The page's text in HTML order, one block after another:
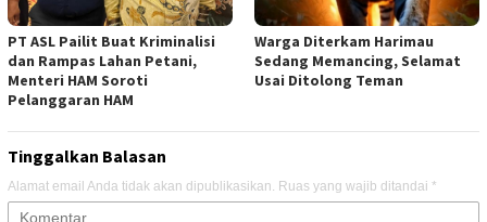
PT ASL Pailit Buat Kriminalisi
dan Rampas Lahan Petani,
Menteri HAM Soroti
Pelanggaran HAM
Warga Diterkam Harimau
Sedang Memancing, Selamat
Usai Ditolong Teman
Tinggalkan Balasan
Alamat email Anda tidak akan dipublikasikan. Ruas yang wajib ditandai *